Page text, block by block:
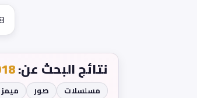
نتائج البحث عن:
مسلسلات صور ميمز